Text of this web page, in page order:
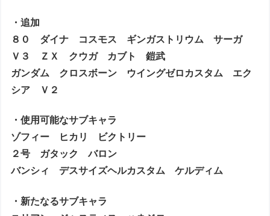
・追加
８０ ダイナ コスモス ギンガストリウム サーガ
Ｖ３ ＺＸ クウガ カブト 鎧武
ガンダム クロスボーン ウイングゼロカスタム エク
シア Ｖ２
・使用可能なサブキャラ
ゾフィー ヒカリ ビクトリー
２号 ガタック バロン
バンシィ デスサイズヘルカスタム ケルディム
・新たなるサブキャラ